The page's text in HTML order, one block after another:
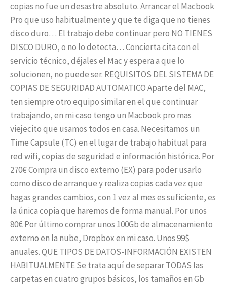
copias no fue un desastre absoluto. Arrancar el Macbook
Pro que uso habitualmente y que te diga que no tienes
disco duro… El trabajo debe continuar pero NO TIENES
DISCO DURO, o no lo detecta… Concierta cita con el
servicio técnico, déjales el Mac y espera a que lo
solucionen, no puede ser. REQUISITOS DEL SISTEMA DE
COPIAS DE SEGURIDAD AUTOMATICO Aparte del MAC,
ten siempre otro equipo similar en el que continuar
trabajando, en mi caso tengo un Macbook pro mas
viejecito que usamos todos en casa. Necesitamos un
Time Capsule (TC) en el lugar de trabajo habitual para
red wifi, copias de seguridad e información histórica. Por
270€ Compra un disco externo (EX) para poder usarlo
como disco de arranque y realiza copias cada vez que
hagas grandes cambios, con 1 vez al mes es suficiente, es
la única copia que haremos de forma manual. Por unos
80€ Por último comprar unos 100Gb de almacenamiento
externo en la nube, Dropbox en mi caso. Unos 99$
anuales. QUE TIPOS DE DATOS-INFORMACIÓN EXISTEN
HABITUALMENTE Se trata aquí de separar TODAS las
carpetas en cuatro grupos básicos, los tamaños en Gb